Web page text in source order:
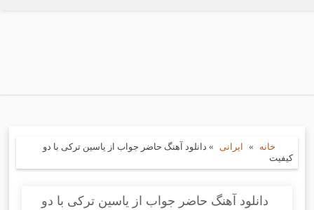
خانه » ایرانی » دانلود آهنگ حاضر جواب از یاسین ترکی با دو
کیفیت
دانلود آهنگ حاضر جواب از یاسین ترکی با دو